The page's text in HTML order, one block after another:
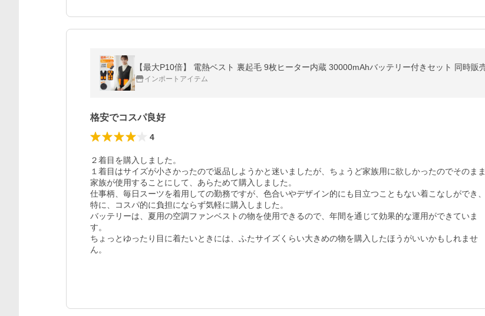
インポートアイテム
格安でコスパ良好
4
２着目を購入しました。
１着目はサイズが小さかったので返品しようかと迷いましたが、ちょうど家族用に欲しかったのでそのまま
家族が使用することにして、あらためて購入しました。
仕事柄、毎日スーツを着用しての勤務ですが、色合いやデザイン的にも目立つこともない着こなしができ、
特に、コスパ的に負担にならず気軽に購入しました。
バッテリーは、夏用の空調ファンベストの物を使用できるので、年間を通じて効果的な運用ができていま
す。
ちょっとゆったり目に着たいときには、ふたサイズくらい大きめの物を購入したほうがいいかもしれませ
ん。